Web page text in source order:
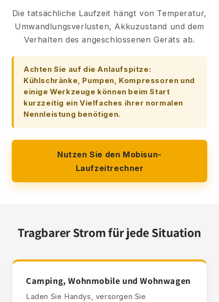
Die tatsächliche Laufzeit hängt von Temperatur,
Umwandlungsverlusten, Akkuzustand und dem
Verhalten des angeschlossenen Geräts ab.
Achten Sie auf die Anlaufspitze:
Kühlschränke, Pumpen, Kompressoren und
einige Werkzeuge können beim Start
kurzzeitig ein Vielfaches ihrer normalen
Nennleistung benötigen.
Nutzen Sie den Mobisun-
Laufzeitrechner
Tragbarer Strom für jede Situation
Camping, Wohnmobile und Wohnwagen
Laden Sie Handys, versorgen Sie